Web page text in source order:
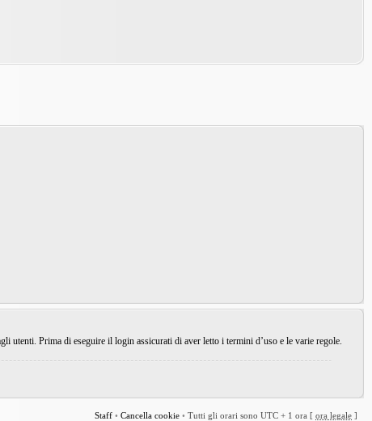
utenti. Prima di eseguire il login assicurati di aver letto i termini d’uso e le varie regole.
Staff • Cancella cookie • Tutti gli orari sono UTC + 1 ora [ ora legale ]